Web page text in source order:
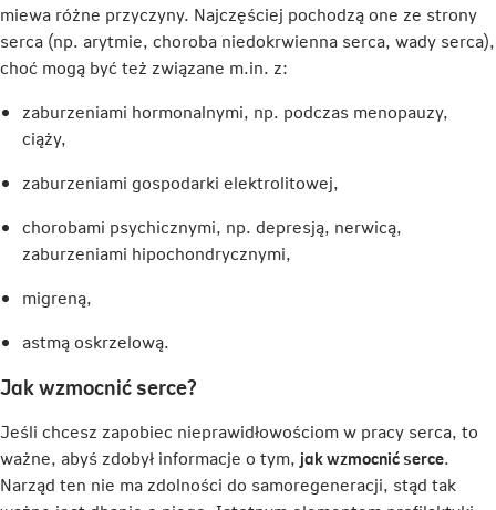
miewa różne przyczyny. Najczęściej pochodzą one ze strony
serca (np. arytmie, choroba niedokrwienna serca, wady serca),
choć mogą być też związane m.in. z:
zaburzeniami hormonalnymi, np. podczas menopauzy,
ciąży,
zaburzeniami gospodarki elektrolitowej,
chorobami psychicznymi, np. depresją, nerwicą,
zaburzeniami hipochondrycznymi,
migreną,
astmą oskrzelową.
Jak wzmocnić serce?
Jeśli chcesz zapobiec nieprawidłowościom w pracy serca, to
ważne, abyś zdobył informacje o tym, jak wzmocnić serce.
Narząd ten nie ma zdolności do samoregeneracji, stąd tak